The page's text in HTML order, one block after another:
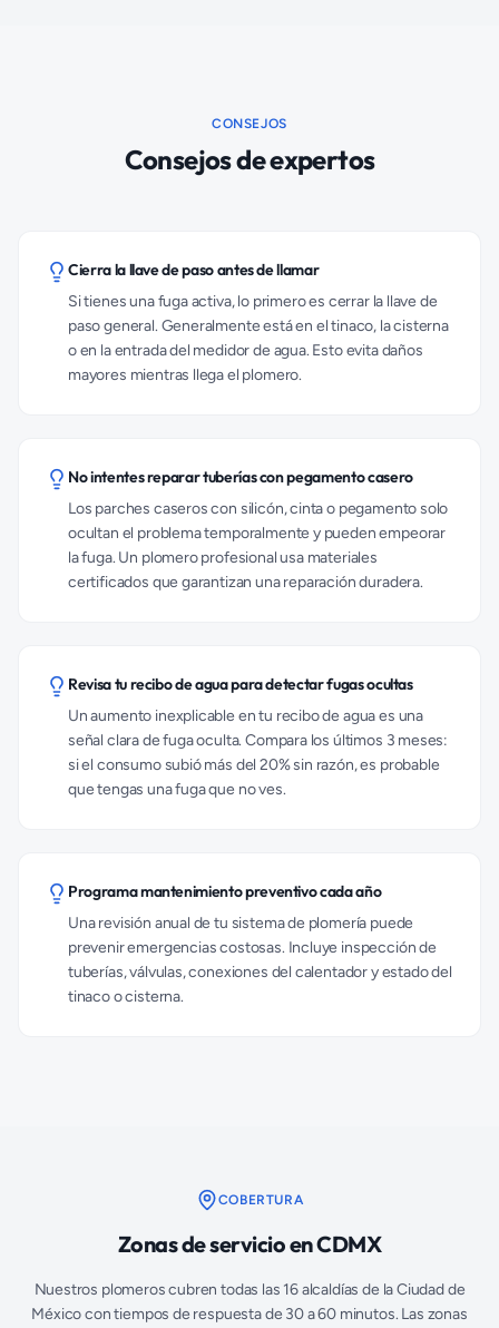
CONSEJOS
Consejos de expertos
Cierra la llave de paso antes de llamar
Si tienes una fuga activa, lo primero es cerrar la llave de
paso general. Generalmente está en el tinaco, la cisterna
o en la entrada del medidor de agua. Esto evita daños
mayores mientras llega el plomero.
No intentes reparar tuberías con pegamento casero
Los parches caseros con silicón, cinta o pegamento solo
ocultan el problema temporalmente y pueden empeorar
la fuga. Un plomero profesional usa materiales
certificados que garantizan una reparación duradera.
Revisa tu recibo de agua para detectar fugas ocultas
Un aumento inexplicable en tu recibo de agua es una
señal clara de fuga oculta. Compara los últimos 3 meses:
si el consumo subió más del 20% sin razón, es probable
que tengas una fuga que no ves.
Programa mantenimiento preventivo cada año
Una revisión anual de tu sistema de plomería puede
prevenir emergencias costosas. Incluye inspección de
tuberías, válvulas, conexiones del calentador y estado del
tinaco o cisterna.
COBERTURA
Zonas de servicio en CDMX
Nuestros plomeros cubren todas las 16 alcaldías de la Ciudad de
México con tiempos de respuesta de 30 a 60 minutos. Las zonas